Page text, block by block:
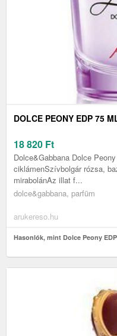
DOLCE PEONY EDP 75
18 820 Ft
Dolce&Gabbana Dolce
ciklámenSzívbolgár rózsa,
mirabolánAz illat f...
dolce&gabbana, parfüm
arukereso.hu
Hasonlók, mint Dolce Peony